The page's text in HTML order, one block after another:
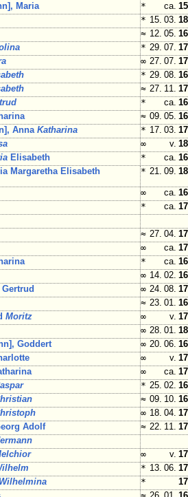
Maria * ca.
* 15. 03.
≈ 12. 05.
* 29. 07.
∞ 27. 07.
* 29. 08.
≈ 27. 11.
* ca.
≈ 09. 05.
AnnaKatharina * 17. 03.
∞ v.
Elisabeth * ca.
Margaretha Elisabeth
* 21. 09.
∞ ca.
* ca.
≈ 27. 04.
∞ ca.
* ca.
∞ 14. 02.
∞ 24. 08.
≈ 23. 01.
Moritz ∞ v.
∞ 28. 01.
Goddert ∞ 20. 06.
∞ v.
∞ ca.
* 25. 02.
≈ 09. 10.
∞ 18. 04.
Adolf ≈ 22. 11.
∞ v.
* 13. 06.
Wilhelmina *